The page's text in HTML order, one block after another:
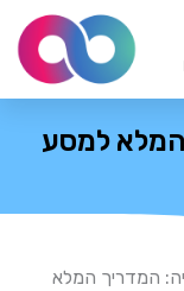
המלא למסע
המדריך המלא